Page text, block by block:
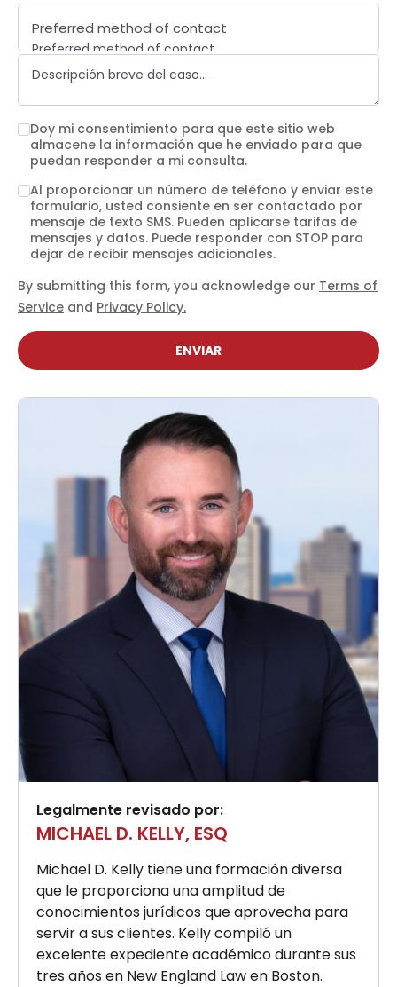
Preferred method of contact
Preferred method of contact
Email
Phone call
Text message
Doy mi consentimiento para que este sitio web
almacene la información que he enviado para que
puedan responder a mi consulta.
Al proporcionar un número de teléfono y enviar este
formulario, usted consiente en ser contactado por
mensaje de texto SMS. Pueden aplicarse tarifas de
mensajes y datos. Puede responder con STOP para
dejar de recibir mensajes adicionales.
By submitting this form, you acknowledge our Terms of
Service and Privacy Policy.
ENVIAR
Legalmente revisado por:
MICHAEL D. KELLY, ESQ
Michael D. Kelly tiene una formación diversa
que le proporciona una amplitud de
conocimientos jurídicos que aprovecha para
servir a sus clientes. Kelly compiló un
excelente expediente académico durante sus
tres años en New England Law en Boston.